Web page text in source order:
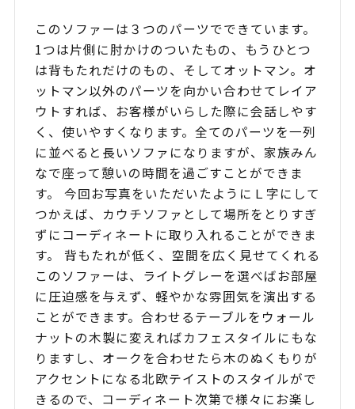
このソファーは３つのパーツでできています。
1つは片側に肘かけのついたもの、もうひとつ
は背もたれだけのもの、そしてオットマン。オ
ットマン以外のパーツを向かい合わせてレイア
ウトすれば、お客様がいらした際に会話しやす
く、使いやすくなります。全てのパーツを一列
に並べると長いソファになりますが、家族みん
なで座って憩いの時間を過ごすことができま
す。 今回お写真をいただいたようにＬ字にして
つかえば、カウチソファとして場所をとりすぎ
ずにコーディネートに取り入れることができま
す。 背もたれが低く、空間を広く見せてくれる
このソファーは、ライトグレーを選べばお部屋
に圧迫感を与えず、軽やかな雰囲気を演出する
ことができます。合わせるテーブルをウォール
ナットの木製に変えればカフェスタイルにもな
りますし、オークを合わせたら木のぬくもりが
アクセントになる北欧テイストのスタイルがで
きるので、コーディネート次第で様々にお楽し